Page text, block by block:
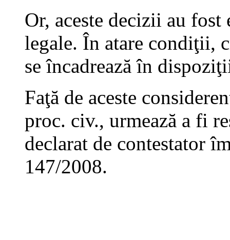
Or, aceste decizii au
legale. În atare condiţii,
se încadrează în
Faţă de aceste
proc. civ., urmează a fi
declarat de contestator
147/2008.